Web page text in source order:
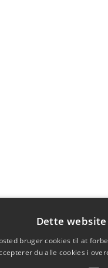
Dette
bruger cookies til at
du alle cookies i